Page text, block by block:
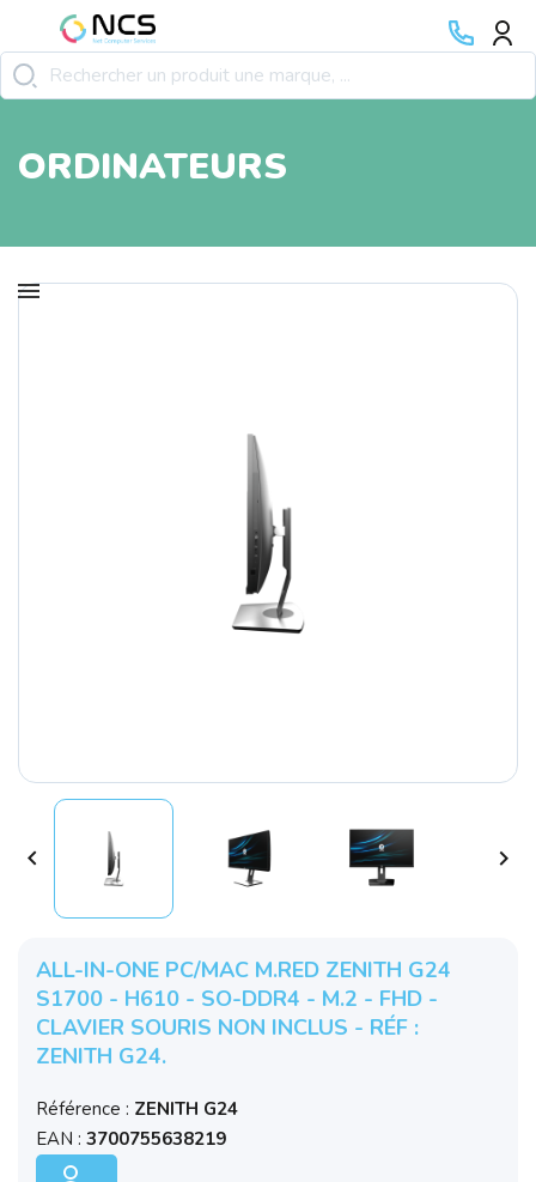
ORDINATEURS
 
ALL-IN-ONE PC/MAC M.RED ZENITH G24
S1700 - H610 - SO-DDR4 - M.2 - FHD -
CLAVIER SOURIS NON INCLUS - RÉF :
ZENITH G24.
Référence : ZENITH G24
EAN : 3700755638219